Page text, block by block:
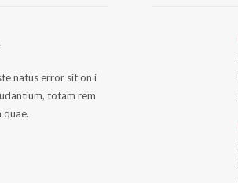
natus error sit on i
totam rem
quae.